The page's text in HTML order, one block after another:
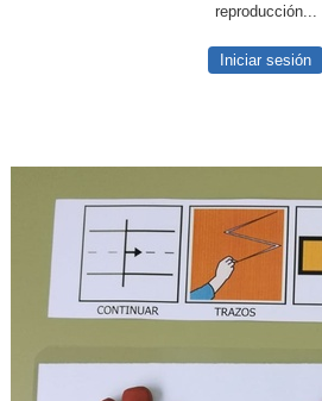
reproducción...
Iniciar sesión